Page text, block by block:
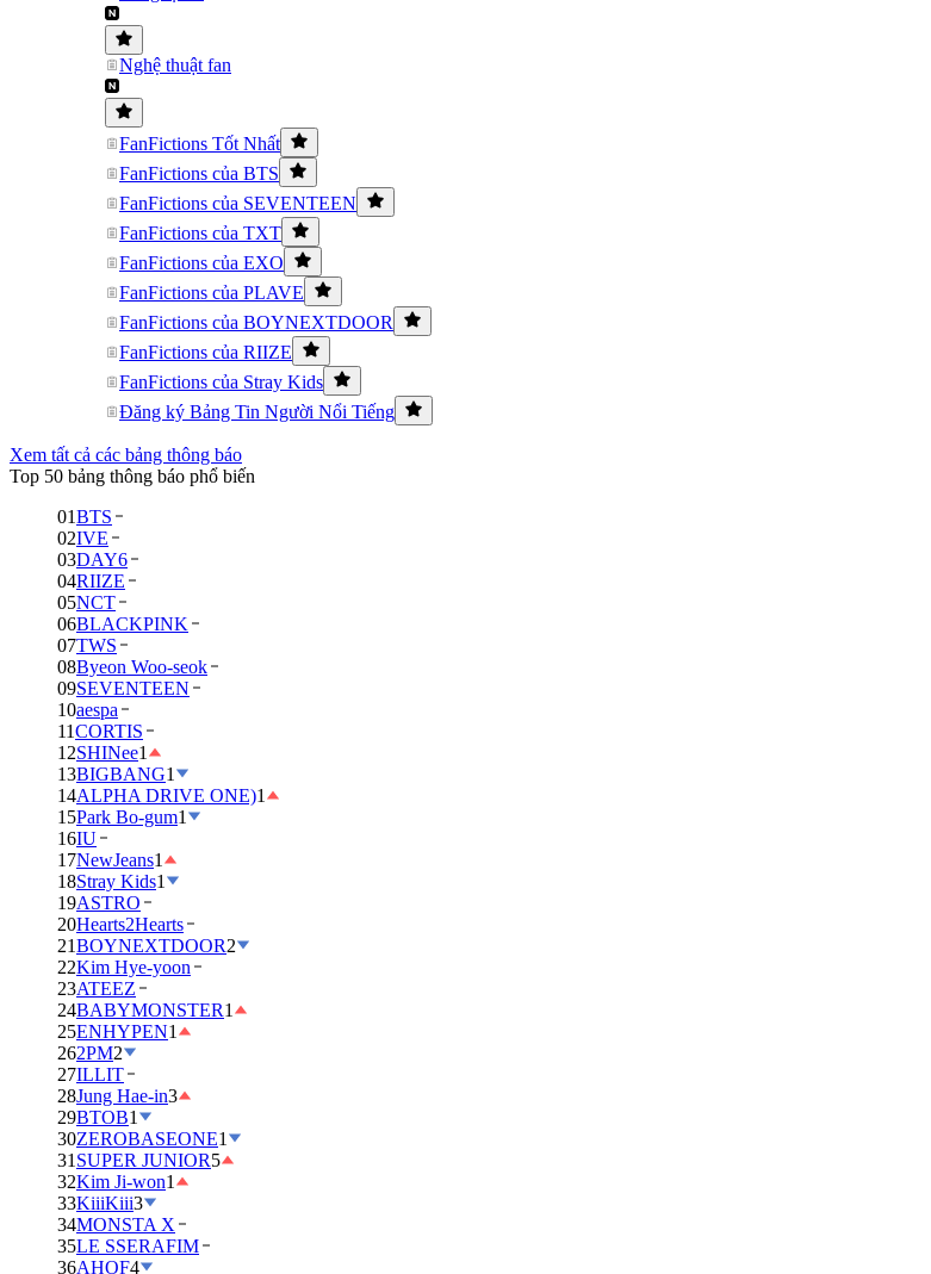
Nghệ thuật fan
FanFictions Tốt Nhất
FanFictions của BTS
FanFictions của SEVENTEEN
FanFictions của TXT
FanFictions của EXO
FanFictions của PLAVE
FanFictions của BOYNEXTDOOR
FanFictions của RIIZE
FanFictions của Stray Kids
Đăng ký Bảng Tin Người Nổi Tiếng
Xem tất cả các bảng thông báo
Top 50 bảng thông báo phổ biến
01BTS
02IVE
03DAY6
04RIIZE
05NCT
06BLACKPINK
07TWS
08Byeon Woo-seok
09SEVENTEEN
10aespa
11CORTIS
12SHINee1
13BIGBANG1
14ALPHA DRIVE ONE)1
15Park Bo-gum1
16IU
17NewJeans1
18Stray Kids1
19ASTRO
20Hearts2Hearts
21BOYNEXTDOOR2
22Kim Hye-yoon
23ATEEZ
24BABYMONSTER1
25ENHYPEN1
262PM2
27ILLIT
28Jung Hae-in3
29BTOB1
30ZEROBASEONE1
31 SUPER JUNIOR5
32Kim Ji-won1
33KiiiKiii3
34MONSTA X
35LE SSERAFIM
36AHOF4
BTS